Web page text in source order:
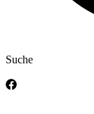
Suche